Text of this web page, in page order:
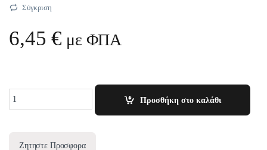
Σύγκριση
6,45€ με ΦΠΑ
Προσθήκη στο καλάθι
Ζητηστε Προσφορα